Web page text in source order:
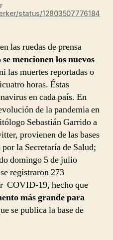
status/12803507776184
las ruedas de prensa
se mencionen los nuevos
las muertes reportadas o
horas. Éstas
en cada país. En
de la pandemia en
Sebastián Garrido a
provienen de las bases
la Secretaría de Salud;
domingo 5 de julio
registraron 273
COVID-19, hecho que
más grande para
se publica la base de